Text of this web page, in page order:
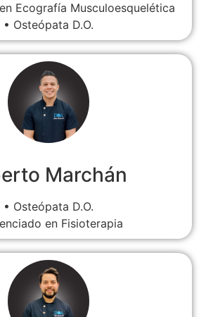
Ecografía Musculoesquelética
• Osteópata D.O.
Marchán
• Osteópata D.O.
en Fisioterapia